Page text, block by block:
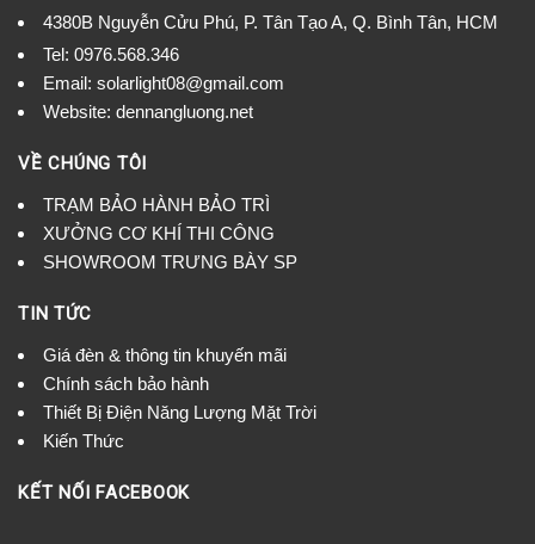
4380B Nguyễn Cửu Phú, P. Tân Tạo A, Q. Bình Tân, HCM
Tel: 0976.568.346
Email: solarlight08@gmail.com
Website: dennangluong.net
VỀ CHÚNG TÔI
TRẠM BẢO HÀNH BẢO TRÌ
XƯỞNG CƠ KHÍ THI CÔNG
SHOWROOM TRƯNG BÀY SP
TIN TỨC
Giá đèn & thông tin khuyến mãi
Chính sách bảo hành
Thiết Bị Điện Năng Lượng Mặt Trời
Kiến Thức
KẾT NỐI FACEBOOK